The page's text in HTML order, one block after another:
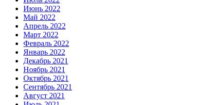
Июнь 2022
Май 2022
Апрель 2022
Март 2022
Февраль 2022
Январь 2022
Декабрь 2021
Ноябрь 2021
Октябрь 2021
Сентябрь 2021
Август 2021